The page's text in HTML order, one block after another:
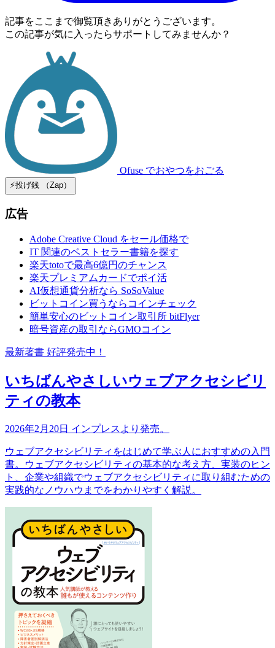
記事をここまで御覧頂きありがとうございます。
この記事が気に入ったらサポートしてみませんか？
Ofuse でおやつをおごる
⚡️投げ銭 （Zap）
広告
Adobe Creative Cloud をセール価格で
IT 関連のベストセラー書籍を探す
楽天totoで最高6億円のチャンス
楽天プレミアムカードでポイ活
AI仮想通貨分析なら SoSoValue
ビットコイン買うならコインチェック
簡単安心のビットコイン取引所 bitFlyer
暗号資産の取引ならGMOコイン
最新著書 好評発売中！
いちばんやさしいウェブアクセシビリ
ティの教本
2026年2月20日 インプレスより発売。
ウェブアクセシビリティをはじめて学ぶ人におすすめの入門
書。ウェブアクセシビリティの基本的な考え方、実装のヒン
ト、企業や組織でウェブアクセシビリティに取り組むための
実践的なノウハウまでをわかりやすく解説。